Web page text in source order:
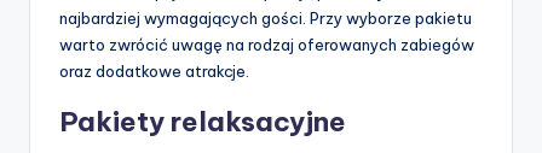
najbardziej wymagających gości. Przy wyborze pakietu
warto zwrócić uwagę na rodzaj oferowanych zabiegów
oraz dodatkowe atrakcje.
Pakiety relaksacyjne